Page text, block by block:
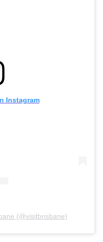
Instagram
(@visitbrisbane)